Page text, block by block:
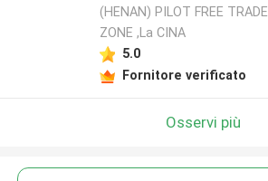
(HENAN) PILOT FREE TRADE
ZONE ,La CINA
5.0
Fornitore verificato
Osservi più